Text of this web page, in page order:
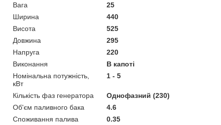
Вага
25
Ширина
440
Висота
525
Довжина
295
Напруга
220
Виконання
В капоті
Номінальна потужність,
кВт
1 - 5
Кількість фаз генератора
Однофазний (230)
Об'єм паливного бака
4.6
Споживання палива
0.35